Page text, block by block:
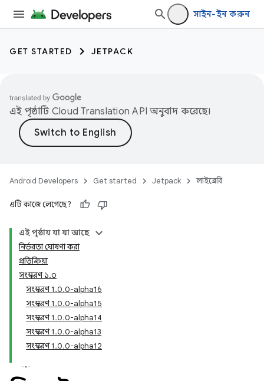
সাইন-ইন করুন
GET STARTED JETPACK
এই পৃষ্ঠাটি Cloud Translation API অনুবাদ করেছে।
Android Developers Get started Jetpack লাইব্রেরি
এটি কাজে লেগেছে?
এই পৃষ্ঠায় যা যা আছে
নির্ভরতা ঘোষণা করা
প্রতিক্রিয়া
সংস্করণ ১.০
সংস্করণ 1.0.0-alpha16
সংস্করণ 1.0.0-alpha15
সংস্করণ 1.0.0-alpha14
সংস্করণ 1.0.0-alpha13
সংস্করণ 1.0.0-alpha12